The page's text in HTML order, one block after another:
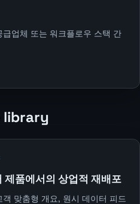
업체 또는 워크플로우 스택 간
library
제품에서의 상업적 재배포
맞춤형 개요, 원시 데이터 피드